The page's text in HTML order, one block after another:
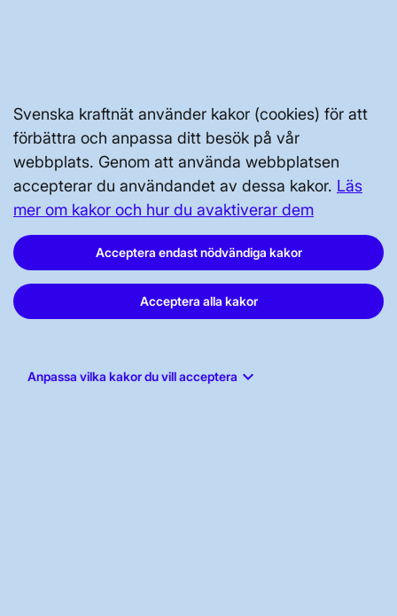
Svenska kraftnät använder kakor (cookies) för att
förbättra och anpassa ditt besök på vår
webbplats. Genom att använda webbplatsen
accepterar du användandet av dessa kakor. Läs
mer om kakor och hur du avaktiverar dem
Acceptera endast nödvändiga kakor
Acceptera alla kakor
Anpassa vilka kakor du vill acceptera keyboard_arrow_down
Svenska kraftnät, Box 1200, 172 24
Sundbyberg
Org.nr: 202100-4284
Tillgänglighetsredogörelse